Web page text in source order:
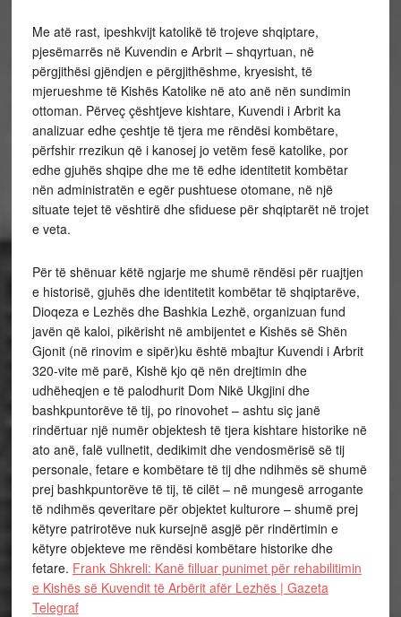
Me atë rast, ipeshkvijt katolikë të trojeve shqiptare,
pjesëmarrës në Kuvendin e Arbrit – shqyrtuan, në
përgjithësi gjëndjen e përgjithëshme, kryesisht, të
mjerueshme të Kishës Katolike në ato anë nën sundimin
ottoman. Përveç çështjeve kishtare, Kuvendi i Arbrit ka
analizuar edhe çeshtje të tjera me rëndësi kombëtare,
përfshir rrezikun që i kanosej jo vetëm fesë katolike, por
edhe gjuhës shqipe dhe me të edhe identitetit kombëtar
nën administratën e egër pushtuese otomane, në një
situate tejet të vështirë dhe sfiduese për shqiptarët në trojet
e veta.
Për të shënuar këtë ngjarje me shumë rëndësi për ruajtjen
e historisë, gjuhës dhe identitetit kombëtar të shqiptarëve,
Dioqeza e Lezhës dhe Bashkia Lezhë, organizuan fund
javën që kaloi, pikërisht në ambijentet e Kishës së Shën
Gjonit (në rinovim e sipër)ku është mbajtur Kuvendi i Arbrit
320-vite më parë, Kishë kjo që nën drejtimin dhe
udhëheqjen e të palodhurit Dom Nikë Ukgjini dhe
bashkpuntorëve të tij, po rinovohet – ashtu siç janë
rindërtuar një numër objektesh të tjera kishtare historike në
ato anë, falë vullnetit, dedikimit dhe vendosmërisë së tij
personale, fetare e kombëtare të tij dhe ndihmës së shumë
prej bashkpuntorëve të tij, të cilët – në mungesë arrogante
të ndihmës qeveritare për objektet kulturore – shumë prej
këtyre patrirotëve nuk kursejnë asgjë për rindërtimin e
këtyre objekteve me rëndësi kombëtare historike dhe
fetare. Frank Shkreli: Kanë filluar punimet për rehabilitimin
e Kishës së Kuvendit të Arbërit afër Lezhës | Gazeta
Telegraf